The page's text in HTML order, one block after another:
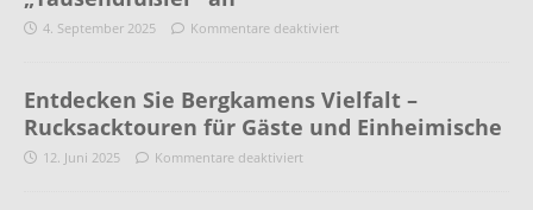
4. September 2025 Kommentare deaktiviert
Entdecken Sie Bergkamens Vielfalt –
Rucksacktouren für Gäste und Einheimische
12. Juni 2025 Kommentare deaktiviert